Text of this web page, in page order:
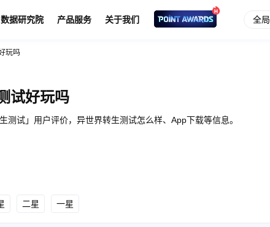
数据研究院 产品服务 关于我们 全局
玩吗
试好玩吗
测试」用户评价，异世界转生测试怎么样、App下载等信息。
二星 一星